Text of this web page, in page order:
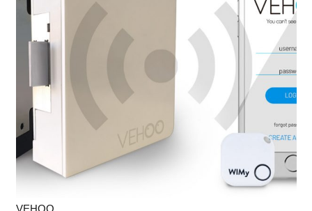
VEHOO